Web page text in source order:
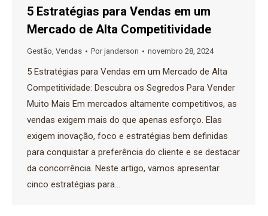
5 Estratégias para Vendas em um
Mercado de Alta Competitividade
Gestão, Vendas Porjanderson novembro 28, 2024
5 Estratégias para Vendas em um Mercado de Alta
Competitividade: Descubra os Segredos Para Vender
Muito Mais Em mercados altamente competitivos, as
vendas exigem mais do que apenas esforço. Elas
exigem inovação, foco e estratégias bem definidas
para conquistar a preferência do cliente e se destacar
da concorrência. Neste artigo, vamos apresentar
cinco estratégias para…